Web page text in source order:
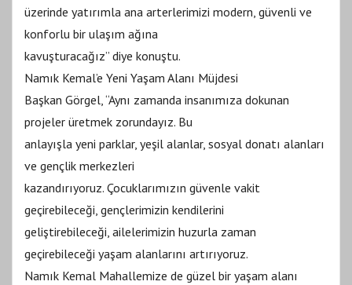
üzerinde yatırımla ana arterlerimizi modern, güvenli ve
konforlu bir ulaşım ağına
kavuşturacağız” diye konuştu.
Namık Kemal’e Yeni Yaşam Alanı Müjdesi
Başkan Görgel, “Aynı zamanda insanımıza dokunan
projeler üretmek zorundayız. Bu
anlayışla yeni parklar, yeşil alanlar, sosyal donatı alanları
ve gençlik merkezleri
kazandırıyoruz. Çocuklarımızın güvenle vakit
geçirebileceği, gençlerimizin kendilerini
geliştirebileceği, ailelerimizin huzurla zaman
geçirebileceği yaşam alanlarını artırıyoruz.
Namık Kemal Mahallemize de güzel bir yaşam alanı